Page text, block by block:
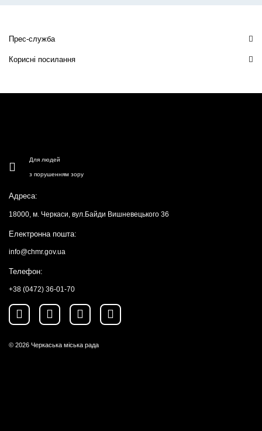
Прес-служба
Корисні посилання
Для людей
з порушенням зору
Адреса:
18000, м. Черкаси, вул.Байди Вишневецького 36
Електронна пошта:
info@chmr.gov.ua
Телефон:
+38 (0472) 36-01-70
© 2026 Черкаська міська рада